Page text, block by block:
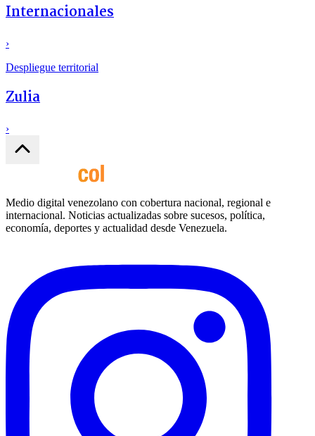
Internacionales
›
Despliegue territorial
Zulia
›
Medio digital venezolano con cobertura nacional, regional e
internacional. Noticias actualizadas sobre sucesos, política,
economía, deportes y actualidad desde Venezuela.